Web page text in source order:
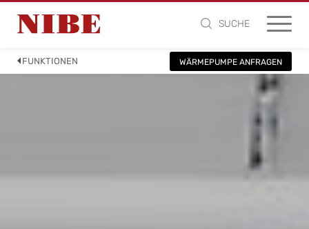
SUCHE
FUNKTIONEN WÄRMEPUMPE ANFRAGEN